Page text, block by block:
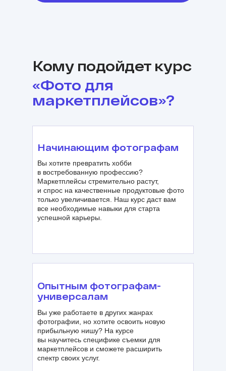
Кому подойдет курс
Начинающим фотографам
Вы хотите превратить хобби
в востребованную профессию?
Маркетплейсы стремительно растут,
и спрос на качественные продуктовые фото
только увеличивается. Наш курс даст вам
все необходимые навыки для старта
успешной карьеры.
Опытным фотографам-
универсалам
Вы уже работаете в других жанрах
фотографии, но хотите освоить новую
прибыльную нишу? На курсе
вы научитесь специфике съемки для
маркетплейсов и сможете расширить
спектр своих услуг.
«Фото для
маркетплейсов»?